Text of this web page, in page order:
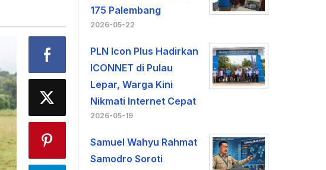
175 Palembang
2026-05-22
PLN Icon Plus Hadirkan
ICONNET di Pulau
Lepar, Warga Kini
Nikmati Internet Cepat
2026-05-19
Samuel Wahyu Rahmat
Samodro Soroti